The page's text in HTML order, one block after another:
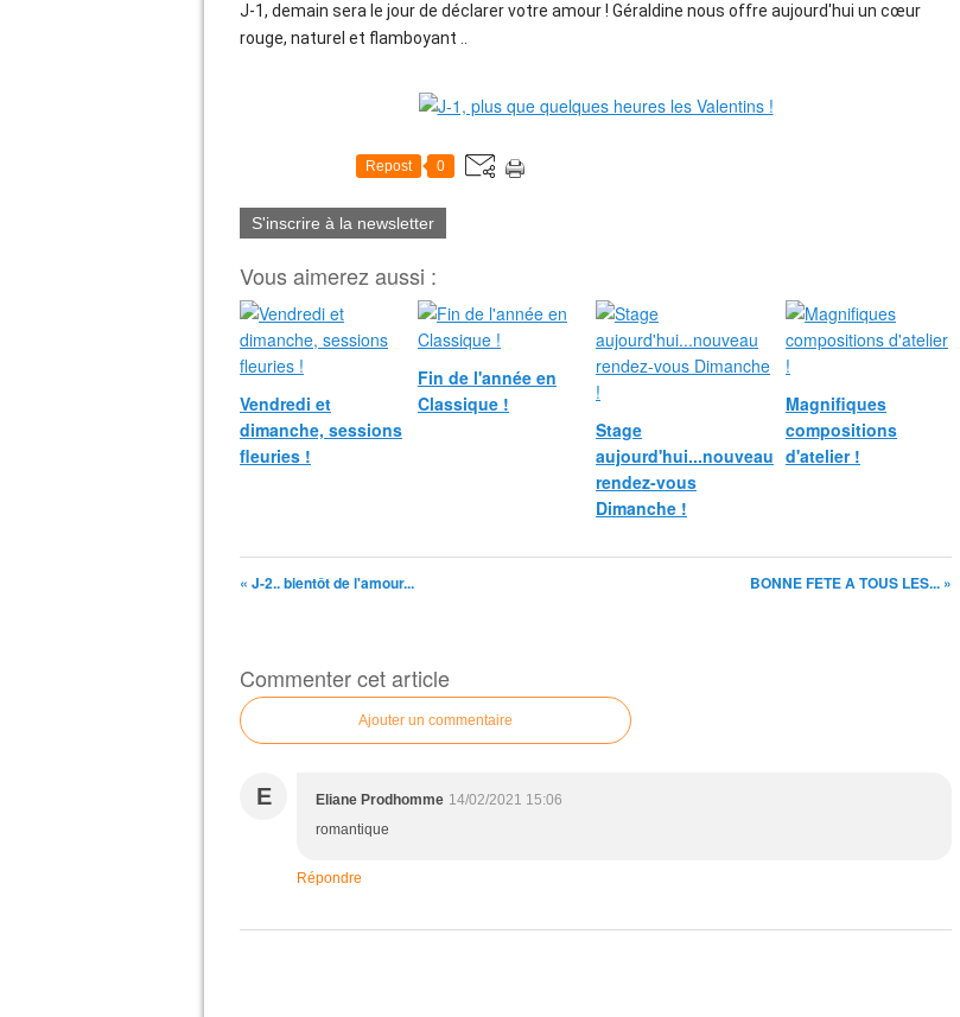
J-1, demain sera le jour de déclarer votre amour ! Géraldine nous offre aujourd'hui un cœur
rouge, naturel et flamboyant ..
Repost 0
S'inscrire à la newsletter
Vous aimerez aussi :
Vendredi et
dimanche, sessions
fleuries !
Fin de l'année en
Classique !
Stage
aujourd'hui...nouveau
rendez-vous
Dimanche !
Magnifiques
compositions
d'atelier !
« J-2.. bientôt de l'amour... BONNE FETE A TOUS LES... »
Commenter cet article
Ajouter un commentaire
E Eliane Prodhomme 14/02/2021 15:06
romantique
Répondre